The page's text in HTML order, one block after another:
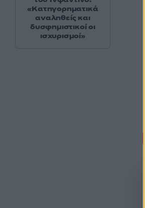
«Κατηγορηματικά
αναληθείς και
δυσφημιστικοί οι
ισχυρισμοί»